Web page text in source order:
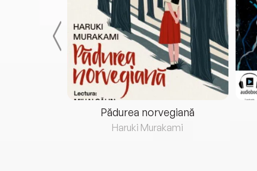
Pădurea norvegiană
Haruki Murakami